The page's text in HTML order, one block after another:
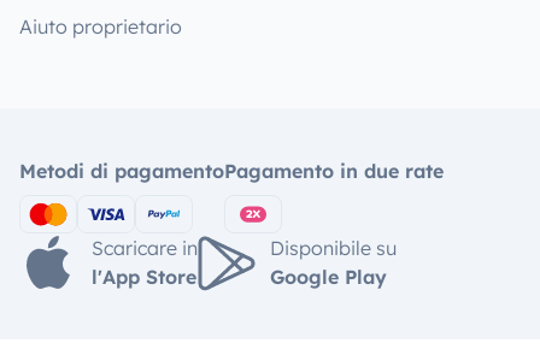
Aiuto proprietario
Metodi di pagamentoPagamento in due rate
Scaricare in
l'App Store
Disponibile su
Google Play